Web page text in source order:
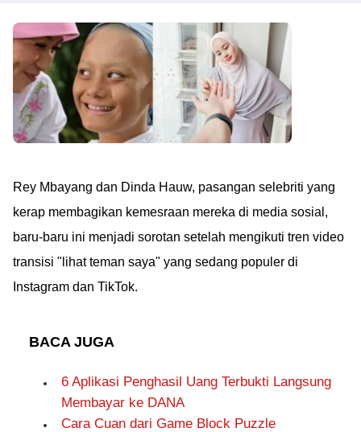
Rey Mbayang dan Dinda Hauw, pasangan selebriti yang
kerap membagikan kemesraan mereka di media sosial,
baru-baru ini menjadi sorotan setelah mengikuti tren video
transisi "lihat teman saya" yang sedang populer di
Instagram dan TikTok.
BACA JUGA
6 Aplikasi Penghasil Uang Terbukti Langsung
Membayar ke DANA
Cara Cuan dari Game Block Puzzle